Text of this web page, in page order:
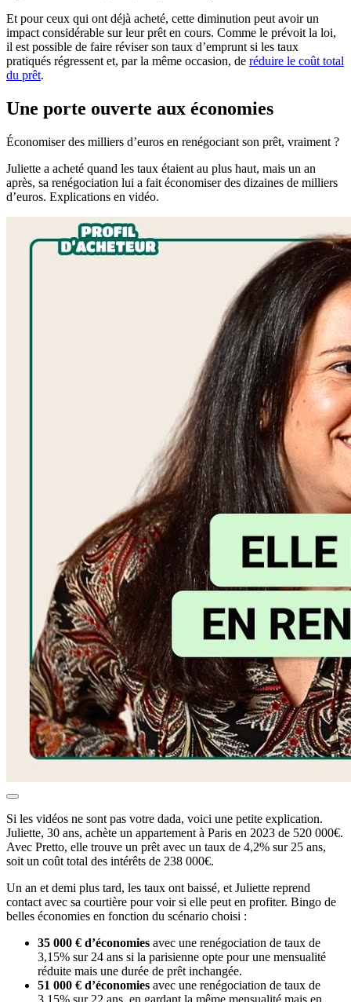
Et pour ceux qui ont déjà acheté, cette diminution peut avoir un
impact considérable sur leur prêt en cours. Comme le prévoit la loi,
il est possible de faire réviser son taux d’emprunt si les taux
pratiqués régressent et, par la même occasion, de réduire le coût total
du prêt.
Une porte ouverte aux économies
Économiser des milliers d’euros en renégociant son prêt, vraiment ?
Juliette a acheté quand les taux étaient au plus haut, mais un an
après, sa renégociation lui a fait économiser des dizaines de milliers
d’euros. Explications en vidéo.
Si les vidéos ne sont pas votre dada, voici une petite explication.
Juliette, 30 ans, achète un appartement à Paris en 2023 de 520 000€.
Avec Pretto, elle trouve un prêt avec un taux de 4,2% sur 25 ans,
soit un coût total des intérêts de 238 000€.
Un an et demi plus tard, les taux ont baissé, et Juliette reprend
contact avec sa courtière pour voir si elle peut en profiter. Bingo de
belles économies en fonction du scénario choisi :
35 000 € d’économies avec une renégociation de taux de
3,15% sur 24 ans si la parisienne opte pour une mensualité
réduite mais une durée de prêt inchangée.
51 000 € d’économies avec une renégociation de taux de
3,15% sur 22 ans, en gardant la même mensualité mais en